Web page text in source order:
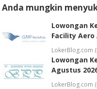
Anda mungkin
Lowongan
Facility Aero
LokerBlog.com
Lowongan
Agustus
LokerBlog.com